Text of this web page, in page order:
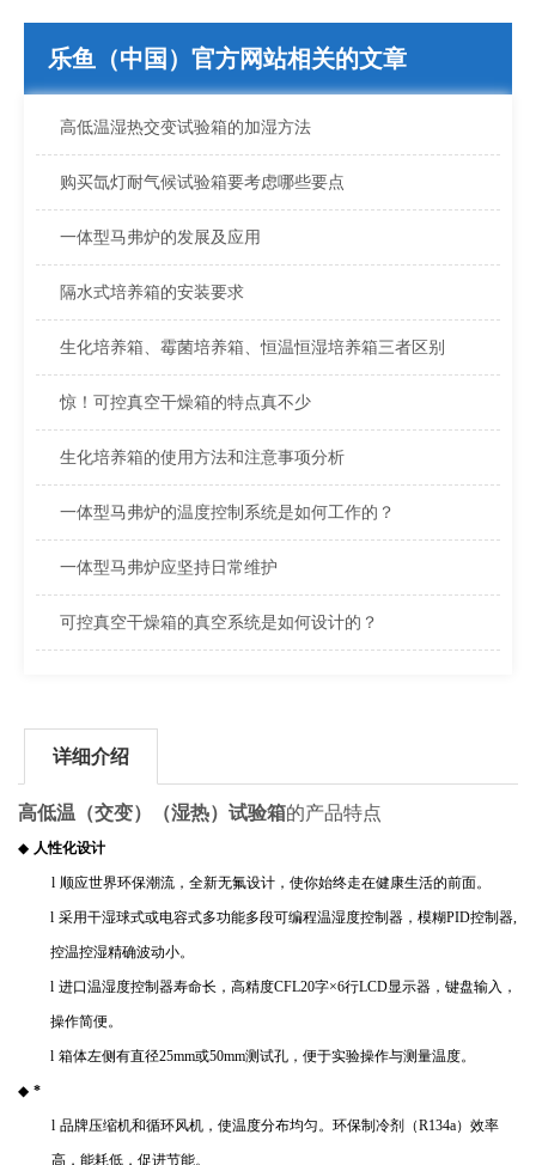
乐鱼（中国）官方网站相关的文章
高低温湿热交变试验箱的加湿方法
购买氙灯耐气候试验箱要考虑哪些要点
一体型马弗炉的发展及应用
隔水式培养箱的安装要求
生化培养箱、霉菌培养箱、恒温恒湿培养箱三者区别
惊！可控真空干燥箱的特点真不少
生化培养箱的使用方法和注意事项分析
一体型马弗炉的温度控制系统是如何工作的？
一体型马弗炉应坚持日常维护
可控真空干燥箱的真空系统是如何设计的？
详细介绍
高低温（交变）（湿热）试验箱的产品特点
◆ 人性化设计
l 顺应世界环保潮流，全新无氟设计，使你始终走在健康生活的前面。
l 采用干湿球式或电容式多功能多段可编程温湿度控制器，模糊PID控制器,
控温控湿精确波动小。
l 进口温湿度控制器寿命长，高精度CFL20字×6行LCD显示器，键盘输入，
操作简便。
l 箱体左侧有直径25mm或50mm测试孔，便于实验操作与测量温度。
◆ *
l 品牌压缩机和循环风机，使温度分布均匀。环保制冷剂（R134a）效率
高，能耗低，促进节能。